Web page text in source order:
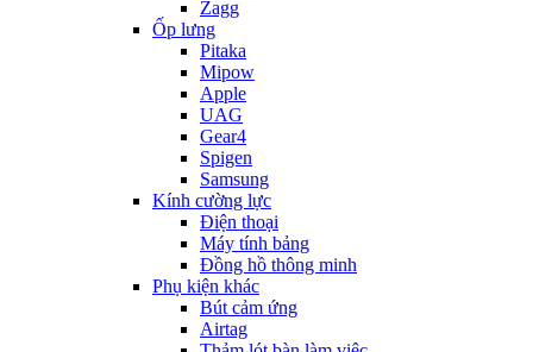
Zagg
Ốp lưng
Pitaka
Mipow
Apple
UAG
Gear4
Spigen
Samsung
Kính cường lực
Điện thoại
Máy tính bảng
Đồng hồ thông minh
Phụ kiện khác
Bút cảm ứng
Airtag